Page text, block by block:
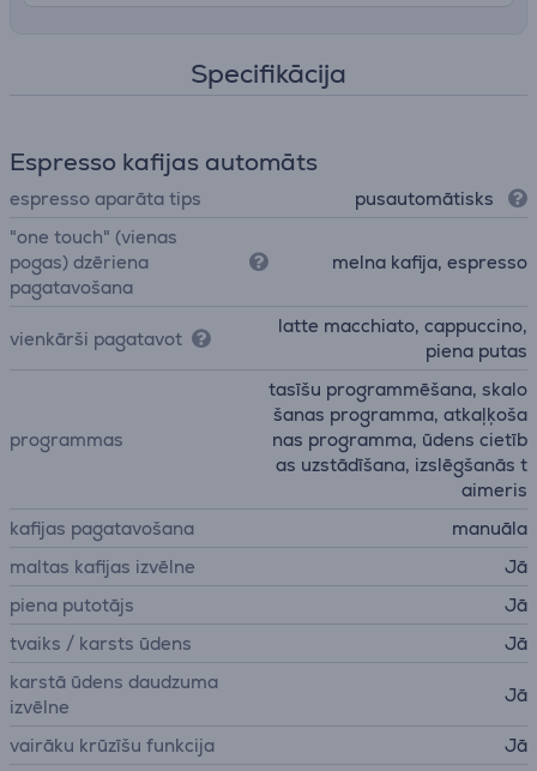
Specifikācija
Espresso kafijas automāts
espresso aparāta tips
pusautomātisks
"one touch" (vienas
pogas) dzēriena
pagatavošana
melna kafija, espresso
vienkārši pagatavot
latte macchiato, cappuccino,
piena putas
programmas
tasīšu programmēšana, skalo
šanas programma, atkaļķoša
nas programma, ūdens cietīb
as uzstādīšana, izslēgšanās t
aimeris
kafijas pagatavošana
manuāla
maltas kafijas izvēlne
Jā
piena putotājs
Jā
tvaiks / karsts ūdens
Jā
karstā ūdens daudzuma
izvēlne
Jā
vairāku krūzīšu funkcija
Jā